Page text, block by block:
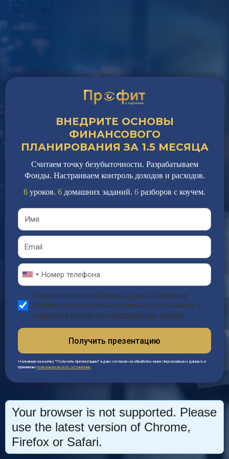
ВНЕДРИТЕ ОСНОВЫ
ФИНАНСОВОГО
ПЛАНИРОВАНИЯ ЗА 1.5 МЕСЯЦА
Считаем точку безубыточности. Разрабатываем
Фонды. Настраиваем контроль доходов и расходов.
6 уроков. 6 домашних заданий. 6 разборов с коучем.
Отправляя данную форму, я даю согласие на
обработку персональных данных и соглашаюсь с
политикой обработки персональных данных
Получить презентацию
Нажимая на кнопку "Получить презентацию" я даю согласие на обработку моих персональных данных и
принимаю пользовательское соглашение
Your browser is not supported. Please
use the latest version of Chrome,
Firefox or Safari.